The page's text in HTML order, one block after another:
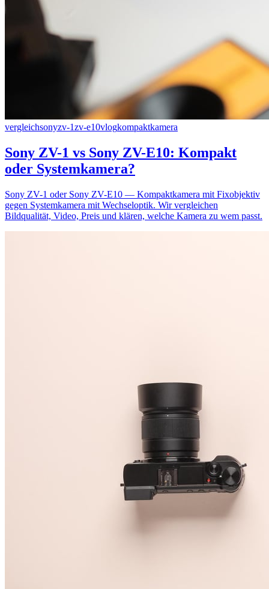
vergleichsonyzv-1zv-e10vlogkompaktkamera
Sony ZV-1 vs Sony ZV-E10: Kompakt
oder Systemkamera?
Sony ZV-1 oder Sony ZV-E10 — Kompaktkamera mit Fixobjektiv
gegen Systemkamera mit Wechseloptik. Wir vergleichen
Bildqualität, Video, Preis und klären, welche Kamera zu wem passt.